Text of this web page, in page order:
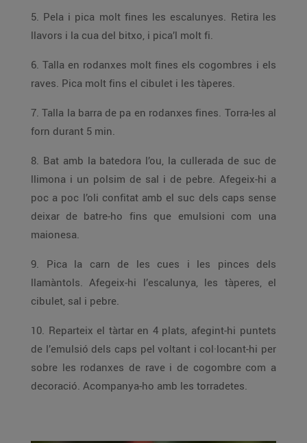
5. Pela i pica molt fines les escalunyes. Retira les
llavors i la cua del bitxo, i pica’l molt fi.
6. Talla en rodanxes molt fines els cogombres i els
raves. Pica molt fins el cibulet i les tàperes.
7. Talla la barra de pa en rodanxes fines. Torra-les al
forn durant 5 min.
8. Bat amb la batedora l’ou, la cullerada de suc de
llimona i un polsim de sal i de pebre. Afegeix-hi a
poc a poc l’oli confitat amb el suc dels caps sense
deixar de batre-ho fins que emulsioni com una
maionesa.
9. Pica la carn de les cues i les pinces dels
llamàntols. Afegeix-hi l’escalunya, les tàperes, el
cibulet, sal i pebre.
10. Reparteix el tàrtar en 4 plats, afegint-hi puntets
de l’emulsió dels caps pel voltant i col·locant-hi per
sobre les rodanxes de rave i de cogombre com a
decoració. Acompanya-ho amb les torradetes.